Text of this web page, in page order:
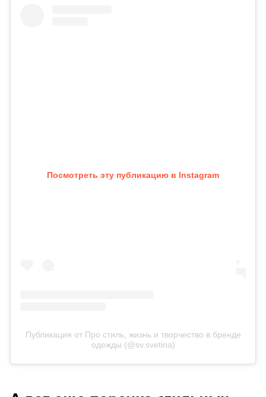
Посмотреть эту публикацию в Instagram
Публикация от Про стиль, жизнь и творчество в бренде
одежды (@sv.svetina)